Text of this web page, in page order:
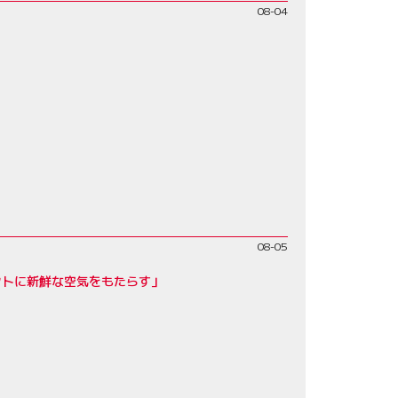
08-04
08-05
に新鮮な空気をもたらす」